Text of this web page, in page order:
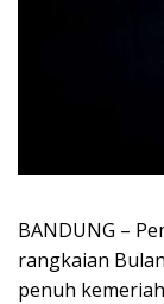
BANDUNG –
rangkaian
penuh